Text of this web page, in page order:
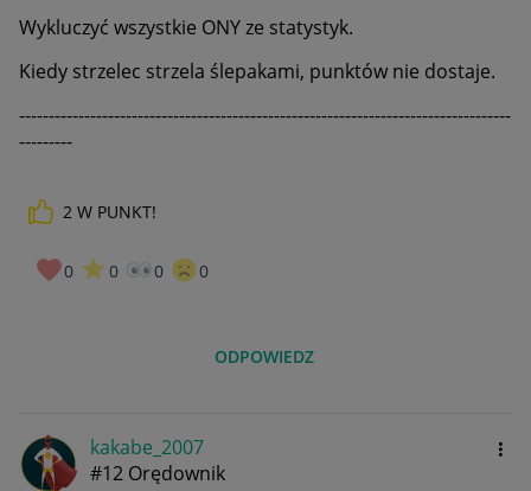
Wykluczyć wszystkie ONY ze statystyk.
Kiedy strzelec strzela ślepakami, punktów nie dostaje.
-----------------------------------------------------------------------------------
---------
2 W PUNKT!
0 0 0 0
ODPOWIEDZ
kakabe_2007
#12 Orędownik